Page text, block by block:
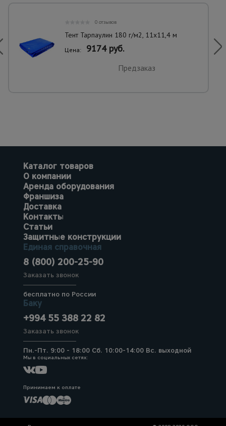
0 отзывов
Тент Тарпаулин 180 г/м2, 11х11,4 м
Цена: 9174 руб.
Предзаказ
Каталог товаров
О компании
Аренда оборудования
Франшиза
Доставка
Контакты
Статьи
Защитные конструкции
Единая справочная
8 (800) 200-25-90
Заказать звонок
бесплатно по России
Баку
+994 55 388 22 82
Заказать звонок
Пн.-Пт. 9:00 - 18:00 Сб. 10:00-14:00 Вс. выходной
Мы в социальных сетях:
Принимаем к оплате